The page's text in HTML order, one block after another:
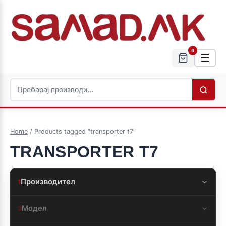
0
☰
Home / Products tagged “transporter t7”
TRANSPORTER T7
1Производител
2Модел